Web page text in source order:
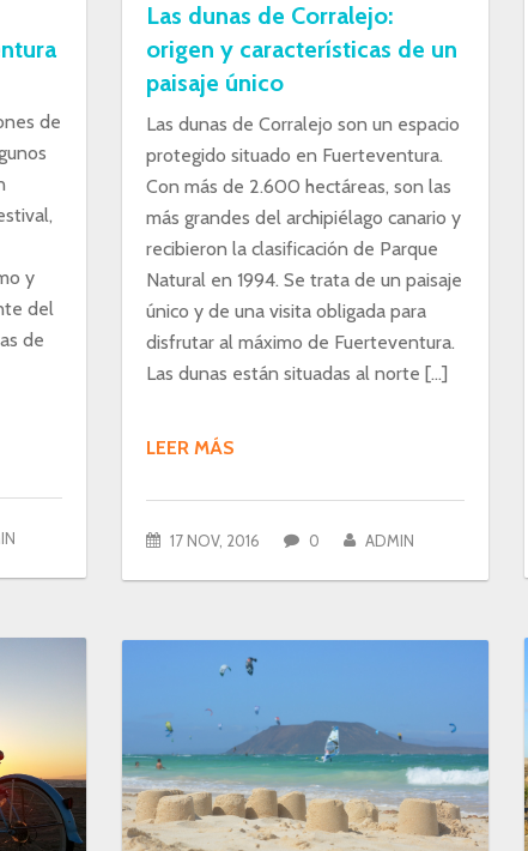
de
y
del
de
Las dunas de Corralejo:
origen y características de un
paisaje único
Las dunas de Corralejo son un espacio
protegido situado en Fuerteventura.
Con más de 2.600 hectáreas, son las
más grandes del archipiélago canario y
recibieron la clasificación de Parque
Natural en 1994. Se trata de un paisaje
único y de una visita obligada para
disfrutar al máximo de Fuerteventura.
Las dunas están situadas al norte […]
LEER MÁS
17 NOV, 2016 0 ADMIN